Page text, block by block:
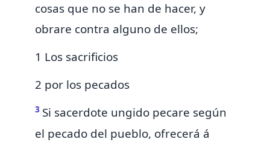
cosas que no se han de hacer, y
obrare contra alguno de ellos;
1 Los sacrificios
2 por los pecados
3 Si sacerdote ungido pecare según
el pecado del pueblo, ofrecerá á